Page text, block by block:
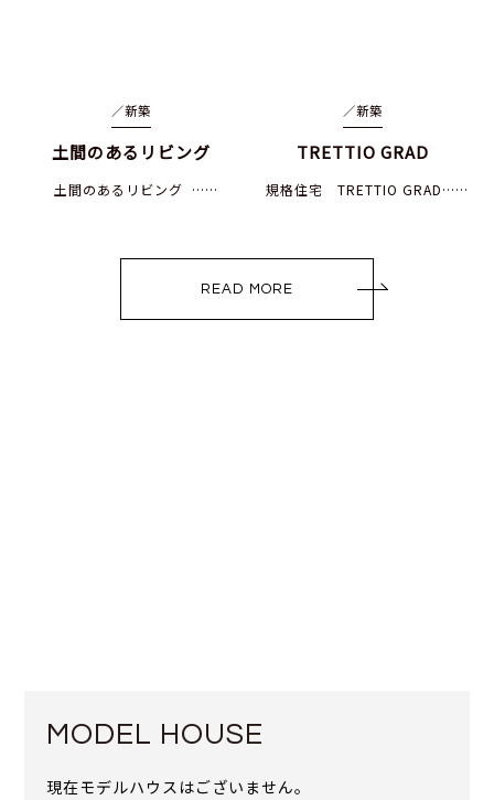
／新築
土間のあるリビング
土間のあるリビング ……
／新築
TRETTIO GRAD
規格住宅 TRETTIO GRAD……
READ MORE
MODEL HOUSE
現在モデルハウスはございません。